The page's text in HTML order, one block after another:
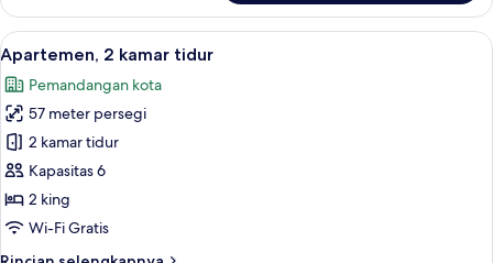
1
Bedroom
Apartment
with
Laundry
Room
Lihat
semua
foto
untuk
Apartemen,
2
kamar
tidur
Shower, perlengkapan mandi
16
Apartemen, 2 kamar tidur
Pemandangan kota
57 meter persegi
2 kamar tidur
Kapasitas 6
2 king
Wi-Fi Gratis